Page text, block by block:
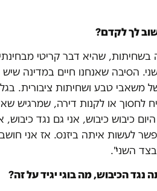
לך לקדם?
שהיא דבר קריטי
הסיבה שאנחנו חיים במדינה
משאבי טבע ושחיתות ציבורית.
לחסוך או לקנות דירה, שמרגיש
כיבוש כיבוש, אני גם נגד
לעשות איתה ביזנס. אז אני
השני".
הכיבוש, מה בוגי יגיד על זה?